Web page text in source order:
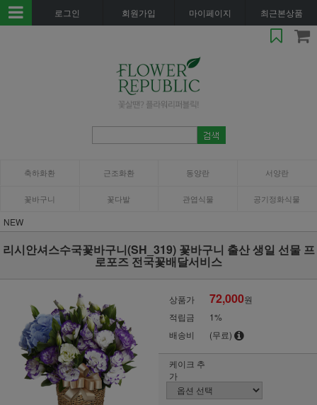
로그인 회원가입 마이페이지 최근본상품
축하화환 근조화환 동양란 서양란
꽃바구니 꽃다발 관엽식물 공기정화식물
NEW
리시안셔스수국꽃바구니(SH_319) 꽃바구니 출산 생일 선물 프
로포즈 전국꽃배달서비스
상품가 72,000원
적립금
1%
배송비
(무료)
케이크 추
가